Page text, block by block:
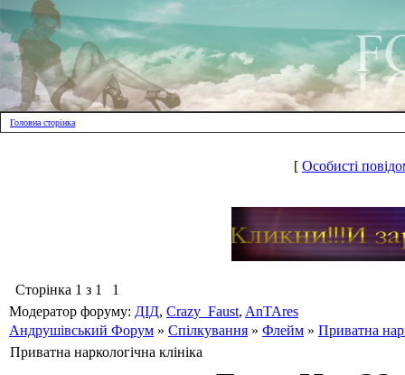
Головна сторінка
[ Особисті
Сторінка 1 з 1
1
Модератор форуму: ДІД, Crazy_Faust, AnTAres
Андрушівський Форум » Спілкування » Флейм » Приватна
Приватна наркологічна клініка